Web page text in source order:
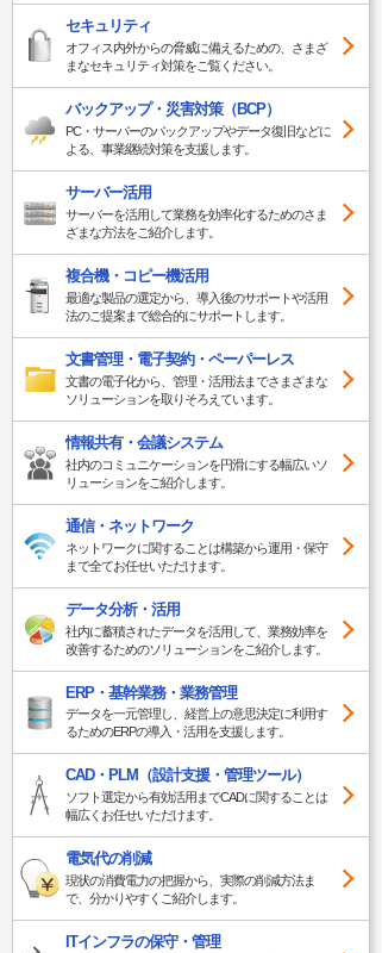
セキュリティ
オフィス内外からの脅威に備えるための、さまざ
まなセキュリティ対策をご覧ください。
バックアップ・災害対策（BCP）
PC・サーバーのバックアップやデータ復旧などに
よる、事業継続対策を支援します。
サーバー活用
サーバーを活用して業務を効率化するためのさま
ざまな方法をご紹介します。
複合機・コピー機活用
最適な製品の選定から、導入後のサポートや活用
法のご提案まで総合的にサポートします。
文書管理・電子契約・ペーパーレス
文書の電子化から、管理・活用法までさまざまな
ソリューションを取りそろえています。
情報共有・会議システム
社内のコミュニケーションを円滑にする幅広いソ
リューションをご紹介します。
通信・ネットワーク
ネットワークに関することは構築から運用・保守
まで全てお任せいただけます。
データ分析・活用
社内に蓄積されたデータを活用して、業務効率を
改善するためのソリューションをご紹介します。
ERP・基幹業務・業務管理
データを一元管理し、経営上の意思決定に利用す
るためのERPの導入・活用を支援します。
CAD・PLM（設計支援・管理ツール）
ソフト選定から有効活用までCADに関することは
幅広くお任せいただけます。
電気代の削減
現状の消費電力の把握から、実際の削減方法ま
で、分かりやすくご紹介します。
ITインフラの保守・管理